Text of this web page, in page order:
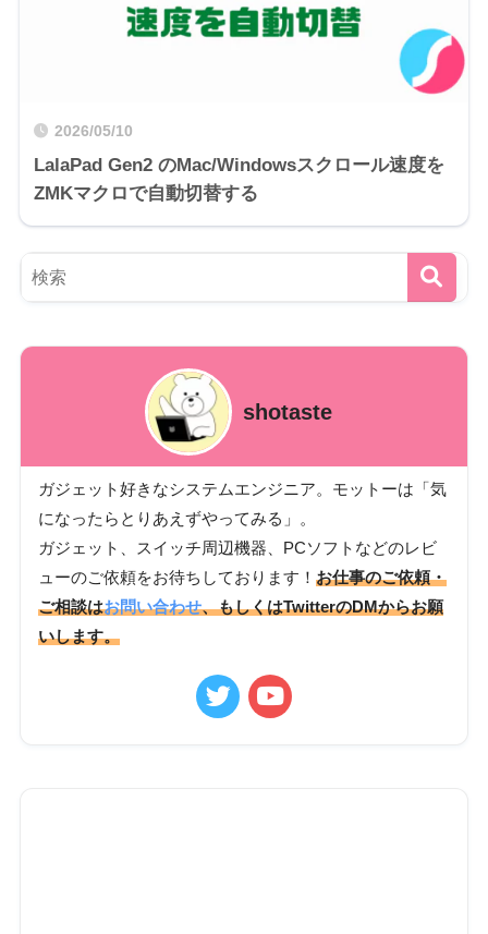
2026/05/10
LalaPad Gen2 のMac/Windowsスクロール速度を
ZMKマクロで自動切替する
shotaste
ガジェット好きなシステムエンジニア。モットーは「気
になったらとりあえずやってみる」。
ガジェット、スイッチ周辺機器、PCソフトなどのレビ
ューのご依頼をお待ちしております！ お仕事のご依頼・
ご相談はお問い合わせ、もしくはTwitterのDMからお願
いします。